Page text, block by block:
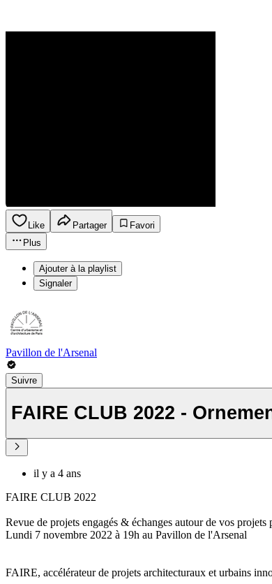
Like Partager
Favori
Plus
Ajouter à la playlist
Signaler
Pavillon de l'Arsenal
Suivre
FAIRE CLUB 2022 -
il y a 4 ans
FAIRE CLUB 2022
Revue de projets engagés & échanges autour de vos
Lundi 7 novembre 2022 à 19h au Pavillon de l'Arsenal
FAIRE, accélérateur de projets architecturaux et urbains